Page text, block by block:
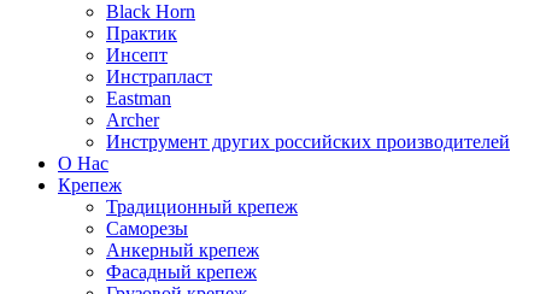
Black Horn
Практик
Инсепт
Инстрапласт
Eastman
Archer
Инструмент других российских производителей
О Нас
Крепеж
Традиционный крепеж
Саморезы
Анкерный крепеж
Фасадный крепеж